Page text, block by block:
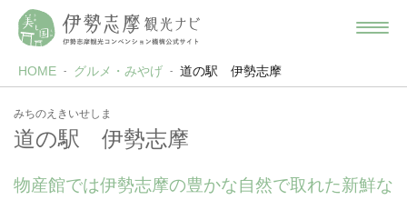
HOME グルメ・みやげ 道の駅 伊勢志摩
みちのえきいせしま
道の駅 伊勢志摩
物産館では伊勢志摩の豊かな自然で取れた新鮮な